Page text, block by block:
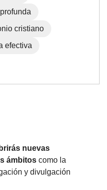
cristiano
efectiva
nuevas
ámbitos como la
y divulgación